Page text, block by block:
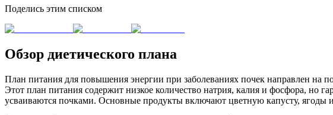
Поделись этим списком
Обзор диетического плана
План питания для повышения энергии при заболеваниях почек направлен на
Этот план питания содержит низкое количество натрия, калия и фосфора, но
усваиваются почками. Основные продукты включают цветную капусту, ягоды